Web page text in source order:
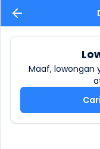
Maaf, lowongan